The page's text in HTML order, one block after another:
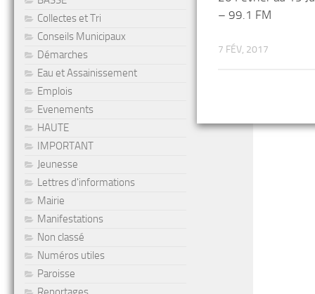
– 99.1 FM
7 FÉV, 2017
Collectes et Tri
Conseils Municipaux
Démarches
Eau et Assainissement
Emplois
Evenements
HAUTE
IMPORTANT
Jeunesse
Lettres d'informations
Mairie
Manifestations
Non classé
Numéros utiles
Paroisse